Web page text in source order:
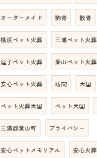
オーダーメイド 納骨 散骨
横浜ペット火葬 三浦ペット火葬
逗子ペット火葬 葉山ペット火葬
安心ペット火葬 訪問 天国
ペット火葬天国 ペット天国
三浦郡葉山町 プライバシー
安心ペットメモリアル 安心火葬